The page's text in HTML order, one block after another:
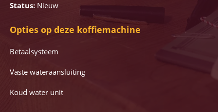
Status: Nieuw
Opties op deze koffiemachine
Betaalsysteem
Vaste wateraansluiting
Koud water unit